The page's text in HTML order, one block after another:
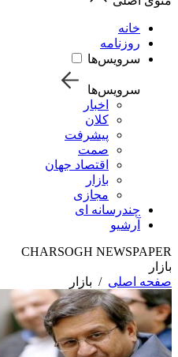
خانه
روزنامه
سرویس‌ها
سرویس‌ها
اخبار
کلان
پیشرفت
صمت
اقتصاد جهان
بازار
مجازی
چندرسانه ای
آرشیو
CHARSOGH NEWSPAPER
بازار
صفحه اصلی / بازار